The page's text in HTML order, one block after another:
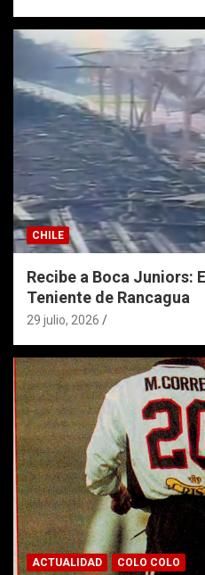
CHILE
Recibe a Boca Juniors:
Teniente de Rancagua
29 julio, 2026
ACTUALIDAD COLO COLO